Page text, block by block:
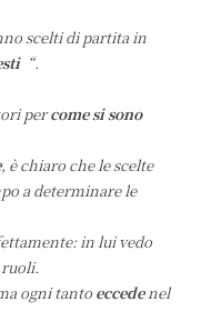
scelti di partita in
“.
percome si sono
, è chiaro che le scelte
a determinare le
in lui vedo
ogni tanto eccedenel